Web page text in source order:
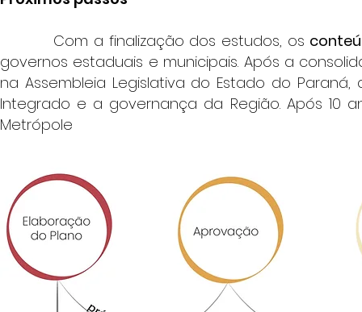
Com a finalização dos estudos, os
governos estaduais e municipais. Após a
na Assembleia Legislativa do Estado do
Integrado e a governança da Região. Após 10
Metrópole